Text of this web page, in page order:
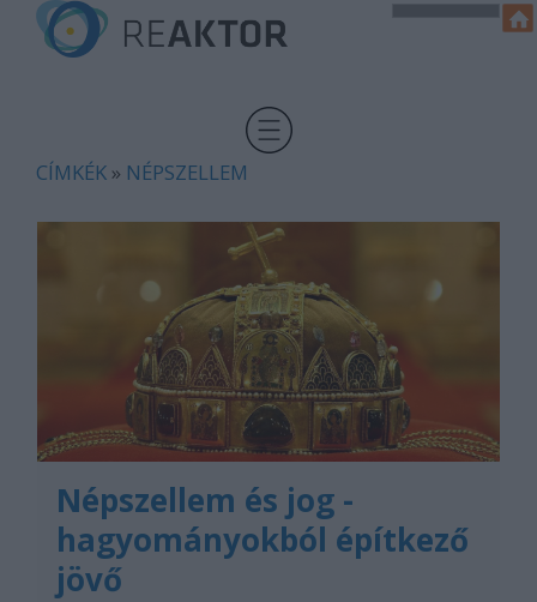
CÍMKÉK » NÉPSZELLEM
Népszellem és jog -
hagyományokból építkező
jövő